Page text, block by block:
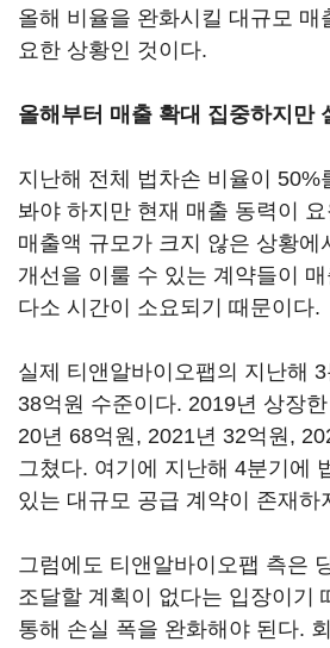
올해 비율을 완화시킬 대규모 매
요한 상황인 것이다.
올해부터 매출 확대 집중하지만
지난해 전체 법차손 비율이 50%
봐야 하지만 현재 매출 동력이
매출액 규모가 크지 않은 상황에
개선을 이룰 수 있는 계약들이
다소 시간이 소요되기 때문이다.
실제 티앤알바이오팹의 지난해
38억원 수준이다. 2019년 상장
20년 68억원, 2021년 32억원,
그쳤다. 여기에 지난해 4분기에
있는 대규모 공급 계약이 존재하
그럼에도 티앤알바이오팹 측은
조달할 계획이 없다는 입장이기
통해 손실 폭을 완화해야 된다.